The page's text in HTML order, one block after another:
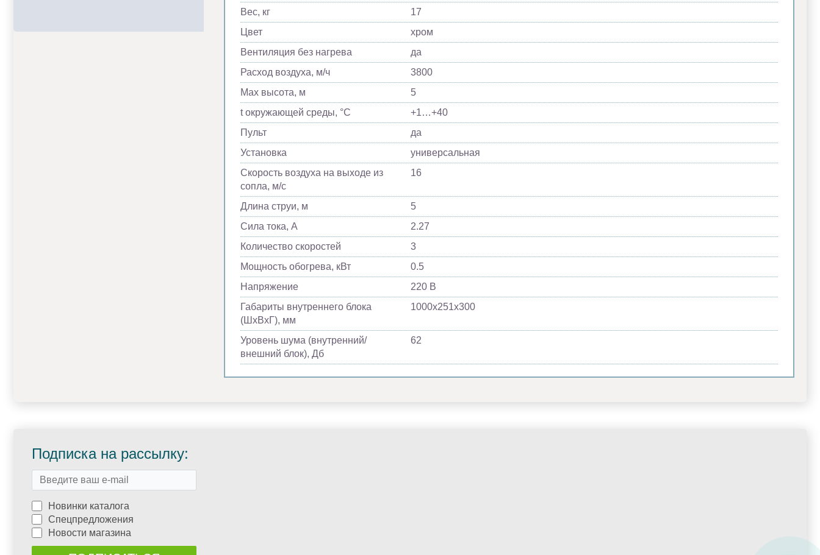
Вес, кг
17
Цвет
хром
Вентиляция без нагрева
да
Расход воздуха, м/ч
3800
Max высота, м
5
t окружающей среды, °C
+1…+40
Пульт
да
Установка
универсальная
Скорость воздуха на выходе из
сопла, м/с
16
Длина струи, м
5
Сила тока, A
2.27
Количество скоростей
3
Мощность обогрева, кВт
0.5
Напряжение
220 В
Габариты внутреннего блока
(ШхВхГ), мм
1000х251х300
Уровень шума (внутренний/
внешний блок), Дб
62
Подписка на рассылку:
Новинки каталога
Спецпредложения
Новости магазина